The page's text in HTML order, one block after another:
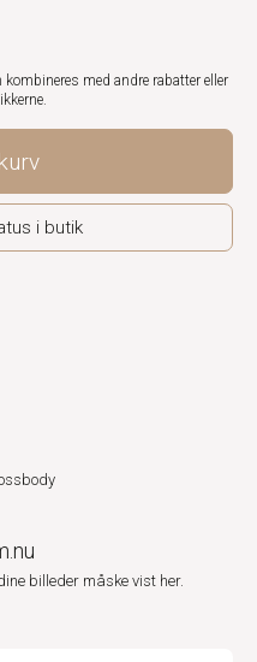
med andre rabatter eller
i butik
billeder måske vist her.